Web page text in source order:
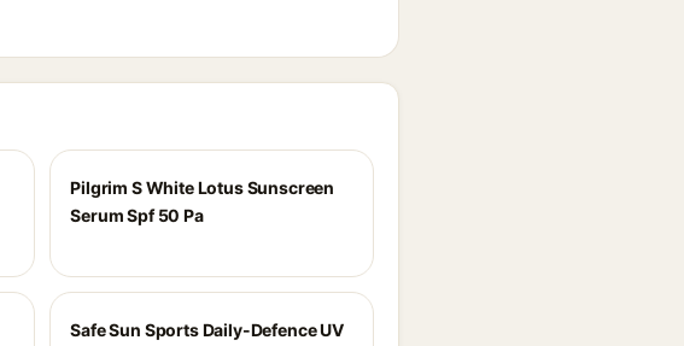
Pilgrim S White Lotus Sunscreen
Serum Spf 50 Pa
Safe Sun Sports Daily-Defence UV